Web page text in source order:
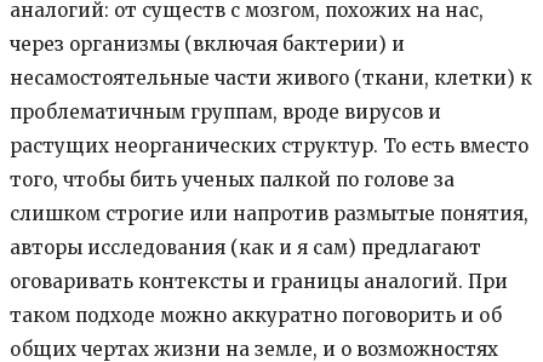
аналогий: от существ с мозгом, похожих на нас,
через организмы (включая бактерии) и
несамостоятельные части живого (ткани, клетки) к
проблематичным группам, вроде вирусов и
растущих неорганических структур. То есть вместо
того, чтобы бить ученых палкой по голове за
слишком строгие или напротив размытые понятия,
авторы исследования (как и я сам) предлагают
оговаривать контексты и границы аналогий. При
таком подходе можно аккуратно поговорить и об
общих чертах жизни на земле, и о возможностях